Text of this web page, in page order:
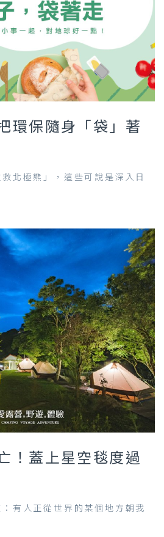
環保隨身「袋」著
北極熊」，這些可說是深入日
！蓋上星空毯度過
：有人正從世界的某個地方朝我